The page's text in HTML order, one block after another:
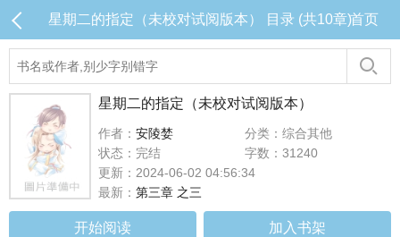
星期二的指定（未校对试阅版本） 目录 (共10章)首页
星期二的指定（未校对试阅版本）
作者： 安陵婪
分类：综合其他
状态：完结
字数：31240
更新：2024-06-02 04:56:34
最新： 第三章 之三
开始阅读 加入书架